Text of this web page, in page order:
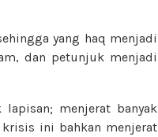
yang haq menjadi
dan petunjuk menjadi
menjerat banyak
ini bahkan menjerat